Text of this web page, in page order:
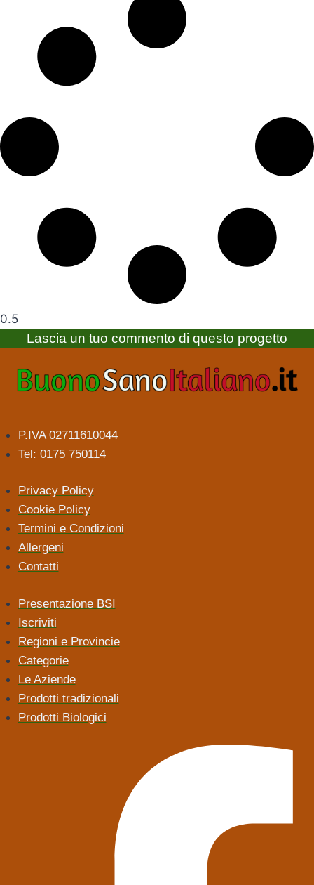
Lascia un tuo commento di questo progetto
P.IVA 02711610044
Tel: 0175 750114
Privacy Policy
Cookie Policy
Termini e Condizioni
Allergeni
Contatti
Presentazione BSI
Iscriviti
Regioni e Provincie
Categorie
Le Aziende
Prodotti tradizionali
Prodotti Biologici